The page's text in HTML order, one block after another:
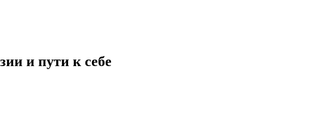
и пути к себе